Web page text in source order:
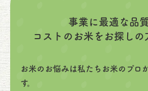
事業に最適な品質
コストのお米をお探しの
お米のお悩みは私たちお米のプロ
す。